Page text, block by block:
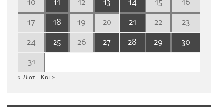
10
11 12 13 14 15
16
17
18 19 20 21 22
23
24
25 26 27 28 29
30
31
« Лют Кві »